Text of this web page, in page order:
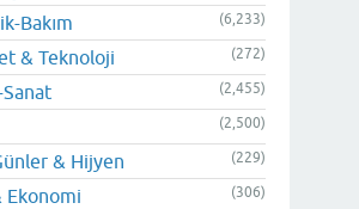
Bakım (6,233)
& Teknoloji (272)
(2,455)
(2,500)
& Hijyen (229)
Ekonomi (306)